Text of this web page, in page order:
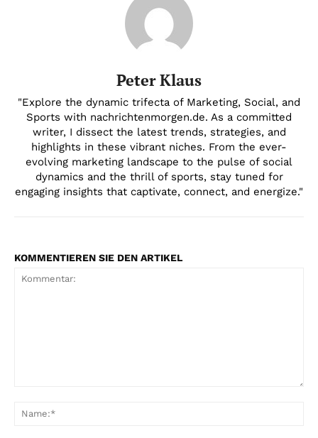
Peter Klaus
"Explore the dynamic trifecta of Marketing, Social, and
Sports with nachrichtenmorgen.de. As a committed
writer, I dissect the latest trends, strategies, and
highlights in these vibrant niches. From the ever-
evolving marketing landscape to the pulse of social
dynamics and the thrill of sports, stay tuned for
engaging insights that captivate, connect, and energize."
KOMMENTIEREN SIE DEN ARTIKEL